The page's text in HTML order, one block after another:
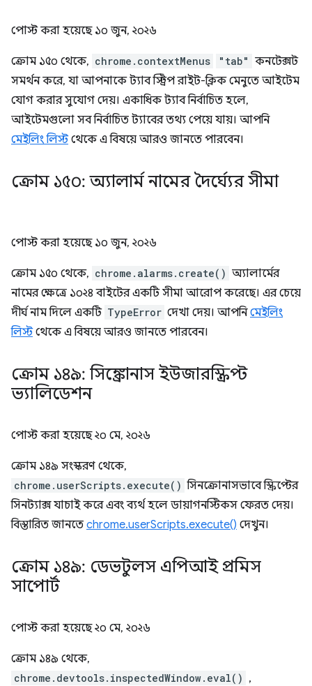
পোস্ট করা হয়েছে১০ জুন, ২০২৬
ক্রোম ১৫০ থেকে, chrome.contextMenus "tab" কনটেক্সট
সমর্থন করে, যা আপনাকে ট্যাব স্ট্রিপ রাইট-ক্লিক মেনুতে আইটেম
যোগ করার সুযোগ দেয়। একাধিক ট্যাব নির্বাচিত হলে,
আইটেমগুলো সব নির্বাচিত ট্যাবের তথ্য পেয়ে যায়। আপনি
মেইলিং লিস্টথেকে এ বিষয়ে আরও জানতে পারবেন।
ক্রোম ১৫০: অ্যালার্ম নামের দৈর্ঘ্যের সীমা
পোস্ট করা হয়েছে১০ জুন, ২০২৬
ক্রোম ১৫০ থেকে, chrome.alarms.create() অ্যালার্মের
নামের ক্ষেত্রে ১০২৪ বাইটের একটি সীমা আরোপ করেছে। এর চেয়ে
দীর্ঘ নাম দিলে একটি TypeError দেখা দেয়। আপনিমেইলিং
লিস্টথেকে এ বিষয়ে আরও জানতে পারবেন।
ক্রোম ১৪৯: সিঙ্ক্রোনাস ইউজারস্ক্রিপ্ট
ভ্যালিডেশন
পোস্ট করা হয়েছে২০ মে, ২০২৬
ক্রোম ১৪৯ সংস্করণ থেকে,
chrome.userScripts.execute() সিনক্রোনাসভাবে স্ক্রিপ্টের
সিনট্যাক্স যাচাই করে এবং ব্যর্থ হলে ডায়াগনস্টিকস ফেরত দেয়।
বিস্তারিত জানতে chrome.userScripts.execute() দেখুন।
ক্রোম ১৪৯: ডেভটুলস এপিআই প্রমিস
সাপোর্ট
পোস্ট করা হয়েছে২০ মে, ২০২৬
ক্রোম ১৪৯ থেকে,
chrome.devtools.inspectedWindow.eval() ,